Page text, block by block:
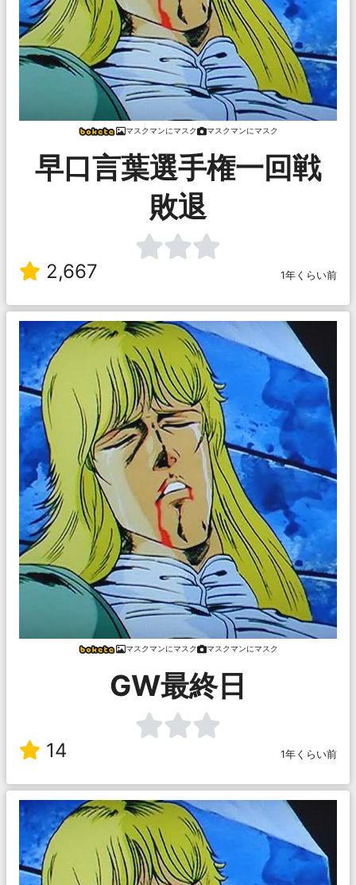
マスクマンにマスク マスクマンにマスク
早口言葉選手権一回戦
敗退
2,667 1年くらい前
マスクマンにマスク マスクマンにマスク
GW最終日
14 1年くらい前